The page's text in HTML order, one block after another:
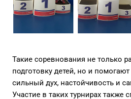
Такие соревнования не только
подготовку детей, но и
сильный дух, настойчивость и
Участие в таких турнирах также